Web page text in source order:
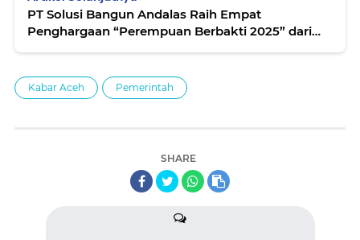
PT Solusi Bangun Andalas Raih Empat
Penghargaan “Perempuan Berbakti 2025” dari
Kabar Aceh Pemerintah
SHARE